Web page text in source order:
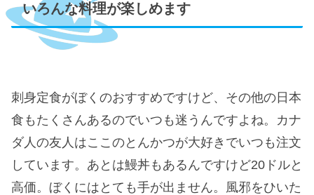
いろんな料理が楽しめます
刺身定食がぼくのおすすめですけど、その他の日本
食もたくさんあるのでいつも迷うんですよね。カナ
ダ人の友人はここのとんかつが大好きでいつも注文
しています。あとは鰻丼もあるんですけど20ドルと
高価。ぼくにはとても手が出ません。風邪をひいた